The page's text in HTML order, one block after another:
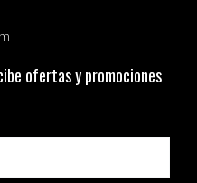
ofertas y promociones